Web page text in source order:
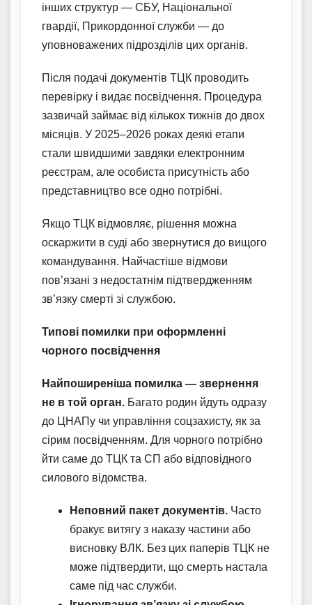
інших структур — СБУ, Національної
гвардії, Прикордонної служби — до
уповноважених підрозділів цих органів.
Після подачі документів ТЦК проводить
перевірку і видає посвідчення. Процедура
зазвичай займає від кількох тижнів до двох
місяців. У 2025–2026 роках деякі етапи
стали швидшими завдяки електронним
реєстрам, але особиста присутність або
представництво все одно потрібні.
Якщо ТЦК відмовляє, рішення можна
оскаржити в суді або звернутися до вищого
командування. Найчастіше відмови
пов’язані з недостатнім підтвердженням
зв’язку смерті зі службою.
Типові помилки при оформленні
чорного посвідчення
Найпоширеніша помилка — звернення
не в той орган. Багато родин йдуть одразу
до ЦНАПу чи управління соцзахисту, як за
сірим посвідченням. Для чорного потрібно
йти саме до ТЦК та СП або відповідного
силового відомства.
Неповний пакет документів. Часто
бракує витягу з наказу частини або
висновку ВЛК. Без цих паперів ТЦК не
може підтвердити, що смерть настала
саме під час служби.